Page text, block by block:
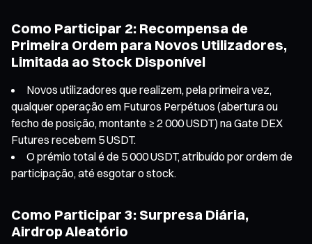
Como Participar 2: Recompensa de
Primeira Ordem para Novos Utilizadores,
Limitada ao Stock Disponível
Novos utilizadores que realizem, pela primeira vez,
qualquer operação em Futuros Perpétuos (abertura ou
fecho de posição, montante ≥ 2 000 USDT) na Gate DEX
Futures recebem 5 USDT.
O prémio total é de 5 000 USDT, atribuído por ordem de
participação, até esgotar o stock.
Como Participar 3: Surpresa Diária,
Airdrop Aleatório